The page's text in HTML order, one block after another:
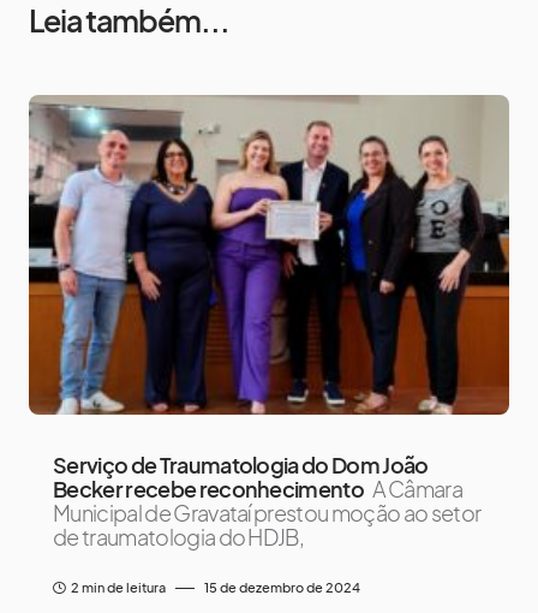
Leia também...
Serviço de Traumatologia do Dom João
Becker recebe reconhecimento A Câmara
Municipal de Gravataí prestou moção ao setor
de traumatologia do HDJB,
2 min de leitura 15 de dezembro de 2024